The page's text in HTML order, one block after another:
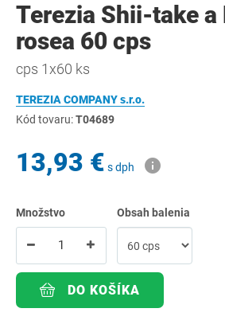
Terezia Shii-take a
rosea 60 cps
cps 1x60 ks
TEREZIA COMPANY s.r.o.
Kód tovaru:T04689
13,93 € s dph
Množstvo Obsah balenia
DO KOŠÍKA